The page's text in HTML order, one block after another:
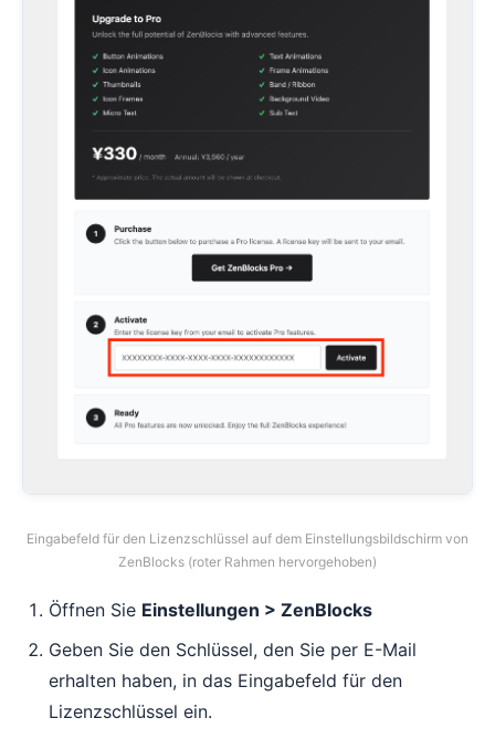
Eingabefeld für den Lizenzschlüssel auf dem Einstellungsbildschirm von
ZenBlocks (roter Rahmen hervorgehoben)
Öffnen Sie Einstellungen > ZenBlocks
Geben Sie den Schlüssel, den Sie per E-Mail
erhalten haben, in das Eingabefeld für den
Lizenzschlüssel ein.